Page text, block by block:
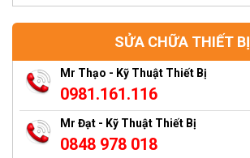
SỬA CHỮA THIẾT BỊ
Mr Thạo - Kỹ Thuật Thiết Bị
0981.161.116
Mr Đạt - Kỹ Thuật Thiết Bị
0848 978 018